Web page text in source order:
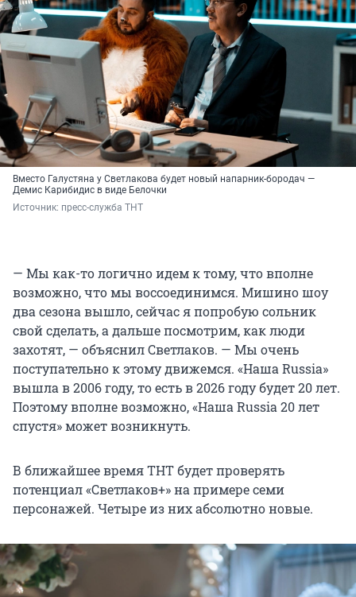
Вместо Галустяна у Светлакова будет новый напарник-бородач —
Демис Карибидис в виде Белочки
Источник: пресс-служба ТНТ
— Мы как-то логично идем к тому, что вполне
возможно, что мы воссоединимся. Мишино шоу
два сезона вышло, сейчас я попробую сольник
свой сделать, а дальше посмотрим, как люди
захотят, — объяснил Светлаков. — Мы очень
поступательно к этому движемся. «Наша Russia»
вышла в 2006 году, то есть в 2026 году будет 20 лет.
Поэтому вполне возможно, «Наша Russia 20 лет
спустя» может возникнуть.
В ближайшее время ТНТ будет проверять
потенциал «Светлаков+» на примере семи
персонажей. Четыре из них абсолютно новые.